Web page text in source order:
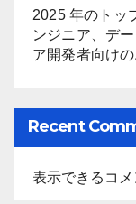
2025 年のトッ
ンジニア、デ
ア開発者向け
Recent
表示できるコメ